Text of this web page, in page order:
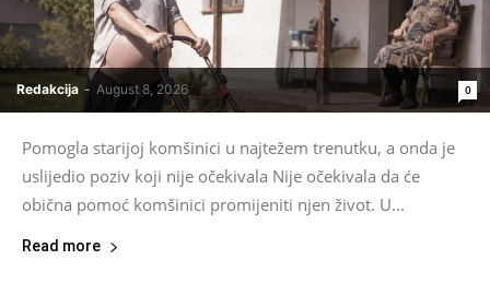
Redakcija - August 8, 2026 0
Pomogla starijoj komšinici u najtežem trenutku, a onda je
uslijedio poziv koji nije očekivala Nije očekivala da će
obična pomoć komšinici promijeniti njen život. U...
Read more